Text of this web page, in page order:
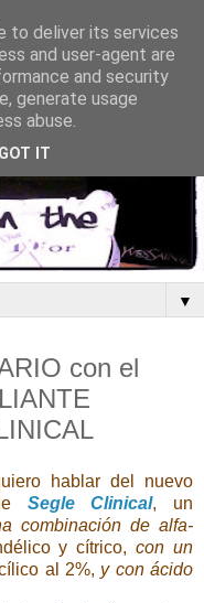
▼
con el
hablar del nuevo
Segle Clinical, un
combinación de alfa-
y cítrico,con un
al 2%, y con ácido
to deliver its services
and user-agent are
and security
generate usage
abuse.
GOT IT